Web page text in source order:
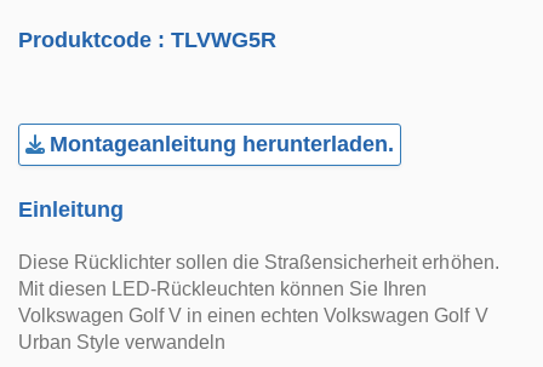
Produktcode :TLVWG5R
Montageanleitung herunterladen.
Einleitung
Diese Rücklichter sollen die Straßensicherheit erhöhen.
Mit diesen LED-Rückleuchten können Sie Ihren
Volkswagen Golf V in einen echten Volkswagen Golf V
Urban Style verwandeln